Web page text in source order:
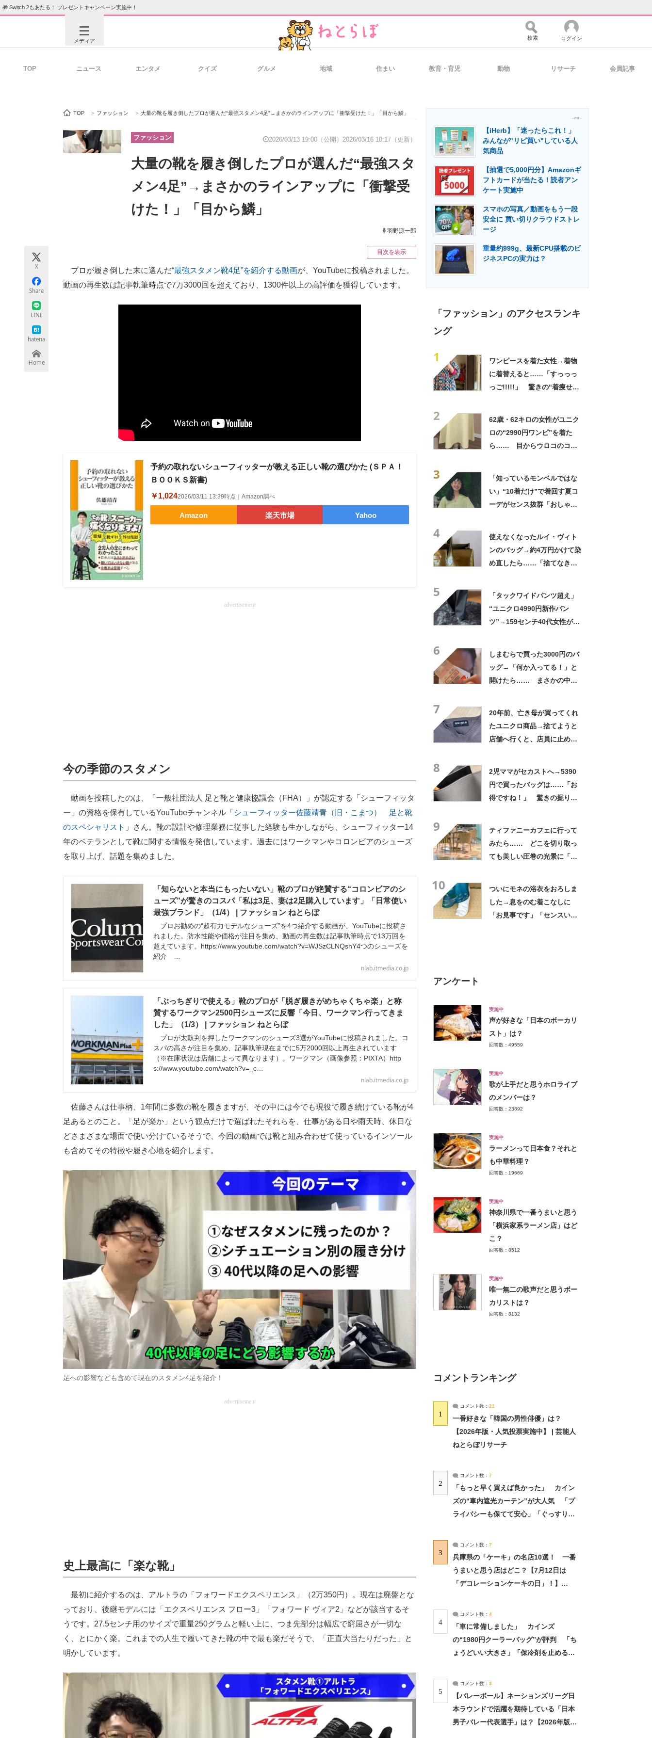
🎁 Switch 2もあたる！ プレゼントキャンペーン実施中！
メディア
ビジネスと働き方のヒント 経営リーダーのコミュニティ マーケ×ITの今がよく分かる
IT製品の技術・比較・事例 製造業のIT導入・活用を支援
エネルギーの専門メディア 建設×テクノロジーの最前線
ちょっと気になるネットの話題
検索 ログイン
TOP ニュース エンタメ クイズ グルメ 地域 住まい 教育・育児 動物 リサーチ 会員記事
TOP > ファッション > 大量の靴を履き倒したプロが選んだ“最強スタメン4足”→まさかのラインアップに「衝撃受けた！」「目から鱗」
ファッション 2026/03/13 19:00（公開） 2026/03/16 10:17（更新）
大量の靴を履き倒したプロが選んだ“最強スタ
メン4足”→まさかのラインアップに「衝撃受
けた！」「目から鱗」
羽野源一郎
X
Share
LINE
hatena
Home
目次を表示
プロが履き倒した末に選んだ“最強スタメン靴4足”を紹介する動画が、YouTubeに投稿されました。
動画の再生数は記事執筆時点で7万3000回を超えており、1300件以上の高評価を獲得しています。
予約の取れないシューフィッターが教える正しい靴の選びかた (ＳＰＡ！
ＢＯＯＫＳ新書)
￥1,0242026/03/11 13:39時点｜Amazon調べ
Amazon 楽天市場 Yahoo
advertisement
今の季節のスタメン
動画を投稿したのは、「一般社団法人 足と靴と健康協議会（FHA）」が認定する「シューフィッタ
ー」の資格を保有しているYouTubeチャンネル「 シューフィッター佐藤靖青（旧・こまつ） 足と靴
のスペシャリスト 」さん。靴の設計や修理業務に従事した経験も生かしながら、シューフィッター14
年のベテランとして靴に関する情報を発信しています。過去にはワークマンやコロンビアのシューズ
を取り上げ、話題を集めました。
「知らないと本当にもったいない」靴のプロが絶賛する“コロンビアのシ
ューズ”が驚きのコスパ「私は3足、妻は2足購入しています」「日常使い
最強ブランド」（1/4） | ファッション ねとらぼ
プロお勧めの“超有力モデルなシューズ”を4つ紹介する動画が、YouTubeに投稿さ
れました。防水性能や価格が注目を集め、動画の再生数は記事執筆時点で13万回を
超えています。https://www.youtube.com/watch?v=WJSzCLNQsnY4つのシューズを
紹介 …
nlab.itmedia.co.jp
「ぶっちぎりで使える」靴のプロが「脱ぎ履きがめちゃくちゃ楽」と称
賛するワークマン2500円シューズに反響「今日、ワークマン行ってきま
した」（1/3） | ファッション ねとらぼ
プロが太鼓判を押したワークマンのシューズ3選がYouTubeに投稿されました。コ
スパの高さが注目を集め、記事執筆現在までに5万2000回以上再生されています
（※在庫状況は店舗によって異なります）。ワークマン（画像参照：PIXTA）http
s://www.youtube.com/watch?v=_c…
nlab.itmedia.co.jp
佐藤さんは仕事柄、1年間に多数の靴を履きますが、その中には今でも現役で履き続けている靴が4
足あるとのこと。「足が楽か」という観点だけで選ばれたそれらを、仕事がある日や雨天時、休日な
どさまざまな場面で使い分けているそうで、今回の動画では靴と組み合わせて使っているインソール
も含めてその特徴や履き心地を紹介します。
足への影響なども含めて現在のスタメン4足を紹介！
advertisement
史上最高に「楽な靴」
最初に紹介するのは、アルトラの「フォワードエクスペリエンス」（2万350円）。現在は廃盤とな
っており、後継モデルには「エクスペリエンス フロー3」「フォワード ヴィア2」などが該当するそ
うです。27.5センチ用のサイズで重量250グラムと軽い上に、つま先部分は幅広で窮屈さが一切な
く、とにかく楽。これまでの人生で履いてきた靴の中で最も楽だそうで、「正直大当たりだった」と
明かしています。
- PR -
【iHerb】「迷ったらこれ！」
みんなが"リピ買い"している人
気商品
【抽選で5,000円分】Amazonギ
フトカードが当たる！読者アン
ケート実施中
スマホの写真／動画をもう一段
安全に 買い切りクラウドストレ
ージ
重量約999g、最新CPU搭載のビ
ジネスPCの実力は？
「ファッション」のアクセスランキ
ング
1
ワンピースを着た女性→着物
に着替えると……「すっっっ
っご!!!!!」 驚きの“着痩せ
2
62歳・62キロの女性がユニク
ロの“2990円ワンピ”を着た
ら…… 目からウロコのコー
3
「知っているモンベルではな
い」“10着だけ”で着回す夏コ
ーデがセンス抜群「おしゃ
4
使えなくなったルイ・ヴィト
ンのバッグ→約4万円かけて染
め直したら……「捨てなきゃ
5
「タックワイドパンツ超え」
“ユニクロ4990円新作パン
ツ”→159センチ40代女性が着
6
しまむらで買った3000円のバ
ッグ→「何か入ってる！」と
開けたら…… まさかの中身
7
20年前、亡き母が買ってくれ
たユニクロ商品→捨てようと
店舗へ行くと、店員に止めら
8
2児ママがセカストへ→5390
円で買ったバッグは……「お
得ですね！」 驚きの掘り出
9
ティファニーカフェに行って
みたら…… どこを切り取っ
ても美しい圧巻の光景に「何
10
ついにモネの浴衣をおろしま
した→息をのむ着こなしに
「お見事です」「センスい
アンケート
実施中
声が好きな「日本のボーカリ
スト」は？
回答数：49559
実施中
歌が上手だと思うホロライブ
のメンバーは？
回答数：23892
実施中
ラーメンって日本食？それと
も中華料理？
回答数：19669
実施中
神奈川県で一番うまいと思う
「横浜家系ラーメン店」はど
こ？
回答数：8512
実施中
唯一無二の歌声だと思うボー
カリストは？
回答数：8132
コメントランキング
1
コメント数： 21
一番好きな「韓国の男性俳優」は？
【2026年版・人気投票実施中】 | 芸能人
ねとらぼリサーチ
2
コメント数： 7
「もっと早く買えば良かった」 カイン
ズの“車内遮光カーテン”が大人気 「プ
ライバシーも保てて安心」「ぐっすり眠
3
コメント数： 7
兵庫県の「ケーキ」の名店10選！ 一番
うまいと思う店はどこ？【7月12日は
「デコレーションケーキの日」！】
4
コメント数： 4
「車に常備しました」 カインズ
の“1980円クーラーバッグ”が評判 「ち
ょうどいい大きさ」「保冷剤を止めるベ
5
コメント数： 3
【バレーボール】ネーションズリーグ日
本ラウンドで活躍を期待している「日本
男子バレー代表選手」は？【2026年版・